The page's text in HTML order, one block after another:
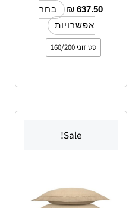
₪ 637.50
בחר
אפשרויות
סט זוגי 160/200
Sale!
ניתן